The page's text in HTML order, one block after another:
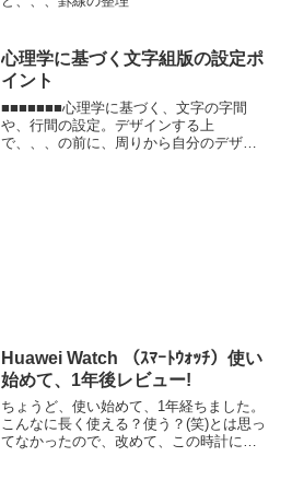
心理学に基づく文字組版の設定ポ
イント
■■■■■■■心理学に基づく、文字の字間
や、行間の設定。デザインする上
で、、、の前に、周りから自分のデザイ
Huawei Watch （ｽﾏｰﾄｳｫｯﾁ）使い
始めて、1年後レビュー!
ちょうど、使い始めて、1年経ちました。
こんなに長く使える？使う？(笑)とは思っ
てなかったので、改めて、この時計に感